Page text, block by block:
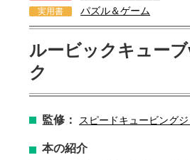
実用書 パズル＆ゲーム
ルービックキュー
ク
監修： スピードキュービング
本の紹介